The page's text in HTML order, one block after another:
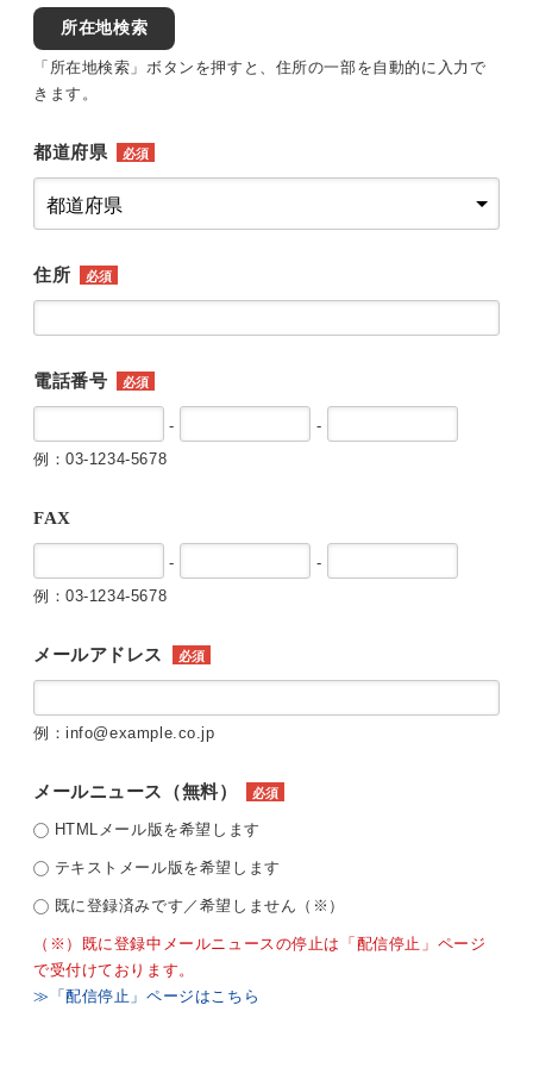
所在地検索
「所在地検索」ボタンを押すと、住所の一部を自動的に入力で
きます。
都道府県 必須
住所 必須
電話番号 必須
-
-
例：03-1234-5678
FAX
-
-
例：03-1234-5678
メールアドレス 必須
例：info@example.co.jp
メールニュース（無料） 必須
HTMLメール版を希望します
テキストメール版を希望します
既に登録済みです／希望しません（※）
（※）既に登録中メールニュースの停止は「配信停止」ページ
で受付けております。
≫「配信停止」ページはこちら